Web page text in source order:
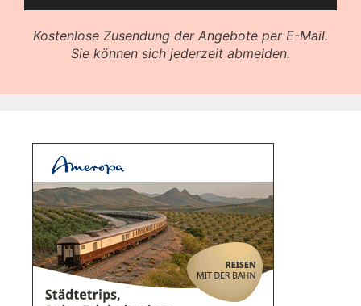
Kostenlose Zusendung der Angebote per E-Mail.
Sie können sich jederzeit abmelden.